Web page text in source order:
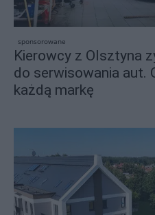
sponsorowane
Kierowcy z Olsztyna
do serwisowania aut.
każdą markę